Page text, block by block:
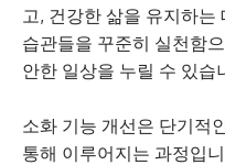
고, 건강한 삶을 유지하
습관들을 꾸준히 실천함
안한 일상을 누릴 수 있습
소화 기능 개선은 단기적
통해 이루어지는 과정입